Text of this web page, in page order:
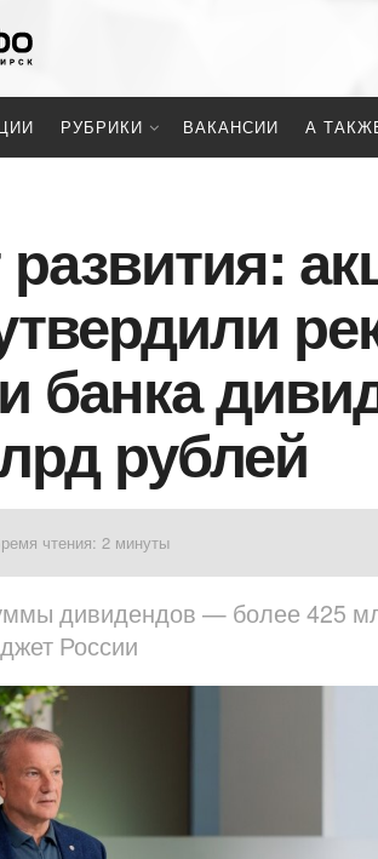
РУБРИКИ ВАКАНСИИ А
развития:
банка
рублей
чтения: 2 минуты
дивидендов — более 425
России